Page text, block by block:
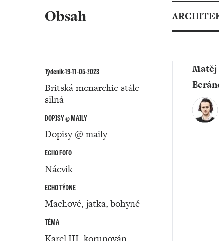
Obsah
Týdeník-19-11-05-2023
Britská monarchie stále
silná
DOPISY @ MAILY
Dopisy @ maily
ECHO FOTO
Nácvik
ECHO TÝDNE
Machové, jatka, bohyně
TÉMA
Karel III. korunován
Matěj